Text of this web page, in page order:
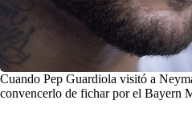
Cuando Pep Guardiola visitó a
convencerlo de fichar por el Bayern